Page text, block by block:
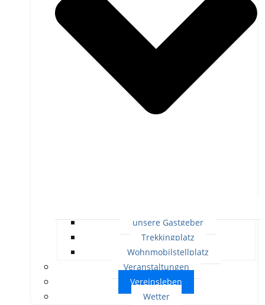
unsere Gastgeber
Trekkingplatz
Wohnmobilstellplatz
Veranstaltungen
Vereinsleben
Wetter